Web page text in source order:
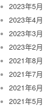
2023年5月
2023年4月
2023年3月
2023年2月
2021年8月
2021年7月
2021年6月
2021年5月